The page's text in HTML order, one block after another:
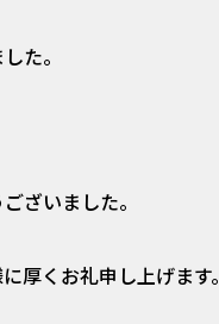
た。
ざいました。
厚くお礼申し上げます。